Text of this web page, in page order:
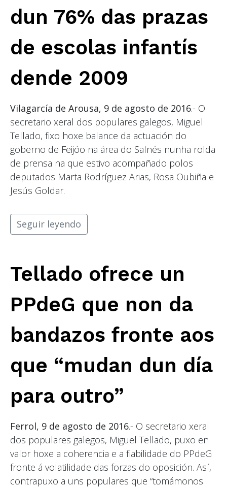
dun 76% das prazas
de escolas infantís
dende 2009
Vilagarcía de Arousa, 9 de agosto de 2016.- O
secretario xeral dos populares galegos, Miguel
Tellado, fixo hoxe balance da actuación do
goberno de Feijóo na área do Salnés nunha rolda
de prensa na que estivo acompañado polos
deputados Marta Rodríguez Arias, Rosa Oubiña e
Jesús Goldar.
Seguir leyendo
Tellado ofrece un
PPdeG que non da
bandazos fronte aos
que “mudan dun día
para outro”
Ferrol, 9 de agosto de 2016.- O secretario xeral
dos populares galegos, Miguel Tellado, puxo en
valor hoxe a coherencia e a fiabilidade do PPdeG
fronte á volatilidade das forzas do oposición. Así,
contrapuxo a uns populares que “tomámonos